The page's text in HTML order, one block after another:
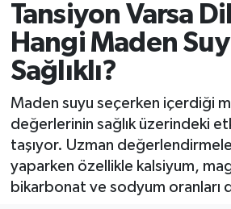
Tansiyon Varsa
Hangi Maden
Sağlıklı?
Maden suyu seçerken içerdiği
değerlerinin sağlık üzerindeki
taşıyor. Uzman
yaparken özellikle kalsiyum,
bikarbonat ve sodyum oranları
Esnaf Diyor ki;
ASAYİŞ
BİLİM VE TEKNOLOJİ
EĞİTİM
GENEL
Isparta Trafik Yoğunluk
Süper Lig Puan Durumu ve
Tüm Manşetler
Son Dakika Haberleri
Haber Arşivi